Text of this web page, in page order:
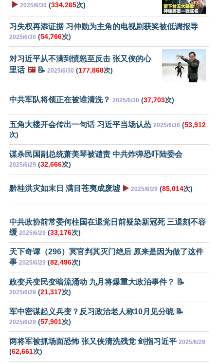
▶️ 2025/6/30 (334,265次)
习失权再添证据 习仲勋为主角的电视剧获奖被低调报导
2025/6/30 (54,766次)
对习近平从不满到愤怒至反击 张又侠的心
里话 🖼️📝 2025/6/30 (177,868次)
中共军队将领正在被谁清洗？ 2025/6/30 (37,703次)
五角大楼开会传出一句话 习近平当场认怂 2025/6/30 (53,912
次)
谋杀民国副总统萧美琴被谴责 中共炸弹恐吓陆委会
2025/6/29 (32,666次)
黔桂洪灾如末日 满目苍夷成废墟 ▶️ 2025/6/29 (85,014次)
中共政协前常委何柱国在退党日前疑染新冠死 三退刻不容
缓 2025/6/29 (33,176次)
天下奇谭（296）冥官判其灭门绝后 原来是因为做了这件
事 2025/6/29 (82,496次)
政变兵变民变暗流涌动 九月将爆重大政治事件？ 📝
2025/6/29 (21,317次)
军中密谋起义兵变？反习政治老人称10月见分晓 📝
2025/6/29 (57,901次)
两将军被抓场面恐怖 张又侠清洗残党 剑指习近平 2025/6/29
(62,661次)